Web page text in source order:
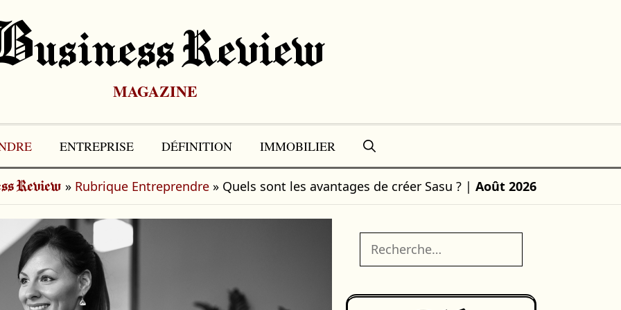
Usiness Review
MAGAZINE
ENTREPRISE DÉFINITION IMMOBILIER
Review » Rubrique Entreprendre » Quels sont les avantages de créer Sasu ? | Août 2026
Rechercher :